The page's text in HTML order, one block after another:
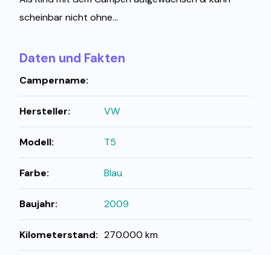
scheinbar nicht ohne...
Daten und Fakten
Campername:
Hersteller: VW
Modell: T5
Farbe: Blau
Baujahr: 2009
Kilometerstand: 270.000 km